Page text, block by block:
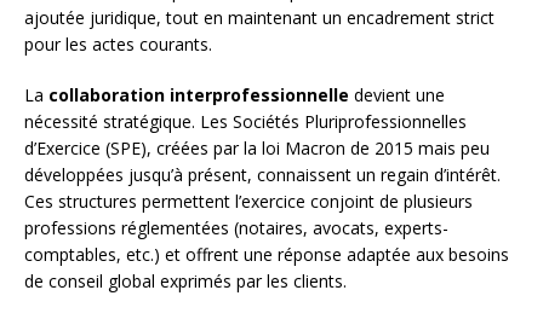
ajoutée juridique, tout en maintenant un encadrement strict
pour les actes courants.
La collaboration interprofessionnelle devient une
nécessité stratégique. Les Sociétés Pluriprofessionnelles
d’Exercice (SPE), créées par la loi Macron de 2015 mais peu
développées jusqu’à présent, connaissent un regain d’intérêt.
Ces structures permettent l’exercice conjoint de plusieurs
professions réglementées (notaires, avocats, experts-
comptables, etc.) et offrent une réponse adaptée aux besoins
de conseil global exprimés par les clients.